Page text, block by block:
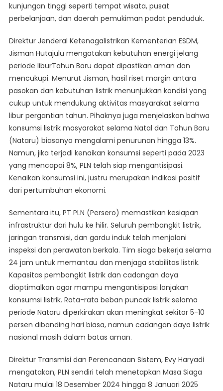
kunjungan tinggi seperti tempat wisata, pusat
perbelanjaan, dan daerah pemukiman padat penduduk.
Direktur Jenderal Ketenagalistrikan Kementerian ESDM,
Jisman Hutajulu mengatakan kebutuhan energi jelang
periode liburTahun Baru dapat dipastikan aman dan
mencukupi. Menurut Jisman, hasil riset margin antara
pasokan dan kebutuhan listrik menunjukkan kondisi yang
cukup untuk mendukung aktivitas masyarakat selama
libur pergantian tahun. Pihaknya juga menjelaskan bahwa
konsumsi listrik masyarakat selama Natal dan Tahun Baru
(Nataru) biasanya mengalami penurunan hingga 13%.
Namun, jika terjadi kenaikan konsumsi seperti pada 2023
yang mencapai 8%, PLN telah siap mengantisipasi.
Kenaikan konsumsi ini, justru merupakan indikasi positif
dari pertumbuhan ekonomi.
Sementara itu, PT PLN (Persero) memastikan kesiapan
infrastruktur dari hulu ke hilir. Seluruh pembangkit listrik,
jaringan transmisi, dan gardu induk telah menjalani
inspeksi dan perawatan berkala. Tim siaga bekerja selama
24 jam untuk memantau dan menjaga stabilitas listrik.
Kapasitas pembangkit listrik dan cadangan daya
dioptimalkan agar mampu mengantisipasi lonjakan
konsumsi listrik. Rata-rata beban puncak listrik selama
periode Nataru diperkirakan akan meningkat sekitar 5-10
persen dibanding hari biasa, namun cadangan daya listrik
nasional masih dalam batas aman.
Direktur Transmisi dan Perencanaan Sistem, Evy Haryadi
mengatakan, PLN sendiri telah menetapkan Masa Siaga
Nataru mulai 18 Desember 2024 hingga 8 Januari 2025